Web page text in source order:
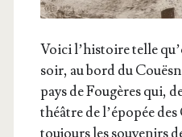
Voi­ci l’histoire telle
soir, au bord du
pays de Fou­gères qui,
théâtre de l’épopée